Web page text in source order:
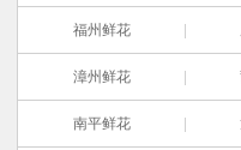
福州鲜花
漳州鲜花
南平鲜花